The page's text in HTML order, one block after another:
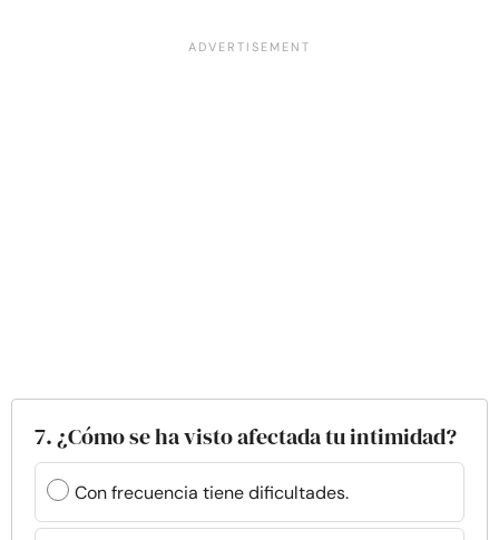
7. ¿Cómo se ha visto afectada tu intimidad?
Con frecuencia tiene dificultades.